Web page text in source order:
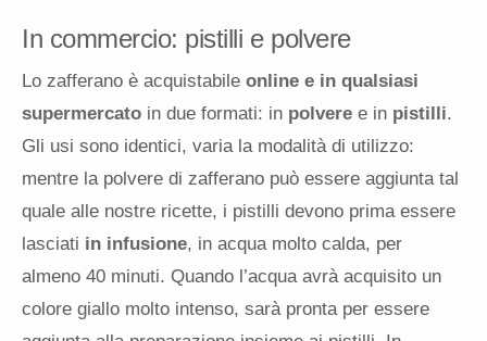
In commercio: pistilli e polvere
Lo zafferano è acquistabile online e in qualsiasi
supermercato in due formati: in polvere e in pistilli.
Gli usi sono identici, varia la modalità di utilizzo:
mentre la polvere di zafferano può essere aggiunta tal
quale alle nostre ricette, i pistilli devono prima essere
lasciati in infusione, in acqua molto calda, per
almeno 40 minuti. Quando l’acqua avrà acquisito un
colore giallo molto intenso, sarà pronta per essere